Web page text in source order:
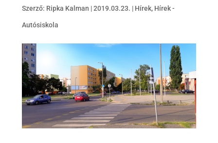
Szerző: Ripka Kalman |2019.03.23. | Hírek, Hírek -
Autósiskola